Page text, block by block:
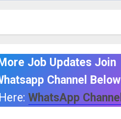
Job Updates Join
Channel Below
WhatsApp Channel